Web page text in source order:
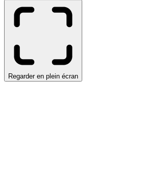
Regarder en plein écran